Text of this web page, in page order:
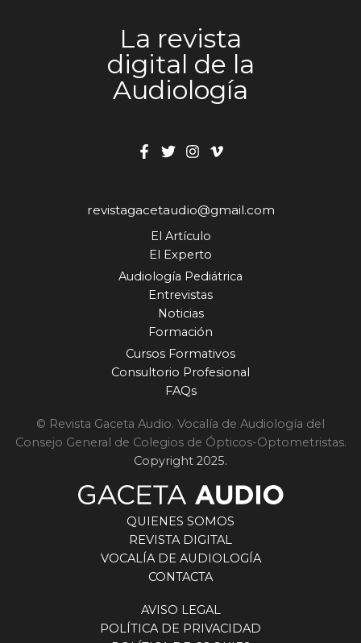
La revista
digital de la
Audiología
revistagacetaudio@gmail.com
El Artículo
El Experto
Audiología Pediátrica
Entrevistas
Noticias
Formación
Cursos Formativos
Consultorio Profesional
FAQs
© Revista Gaceta Audio. Vocalía de Audiología del
Consejo General de Colegios de Ópticos-Optometristas.
Copyright 2025.
QUIENES SOMOS
REVISTA DIGITAL
VOCALÍA DE AUDIOLOGÍA
CONTACTA
AVISO LEGAL
POLÍTICA DE PRIVACIDAD